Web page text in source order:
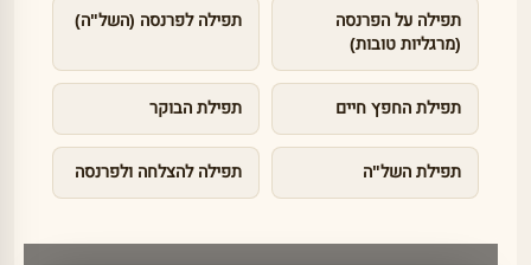
תפילה על הפרנסה
(מרגליות טובות)
תפילה לפרנסה (השל"ה)
תפילת החפץ חיים תפילת הבוקר
תפילת השל"ה תפילה להצלחה ולפרנסה